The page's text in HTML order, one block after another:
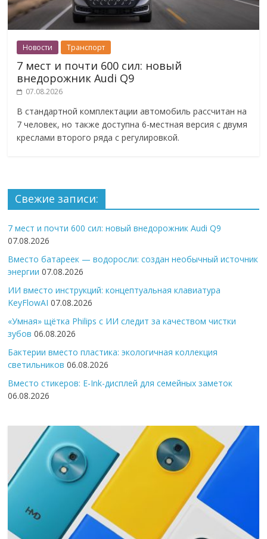
Новости Транспорт
7 мест и почти 600 сил: новый
внедорожник Audi Q9
07.08.2026
В стандартной комплектации автомобиль рассчитан на
7 человек, но также доступна 6-местная версия с двумя
креслами второго ряда с регулировкой.
Свежие записи:
7 мест и почти 600 сил: новый внедорожник Audi Q9
07.08.2026
Вместо батареек — водоросли: создан необычный источник
энергии 07.08.2026
ИИ вместо инструкций: концептуальная клавиатура
KeyFlowAI 07.08.2026
«Умная» щётка Philips с ИИ следит за качеством чистки
зубов 06.08.2026
Бактерии вместо пластика: экологичная коллекция
светильников 06.08.2026
Вместо стикеров: E-Ink-дисплей для семейных заметок
06.08.2026